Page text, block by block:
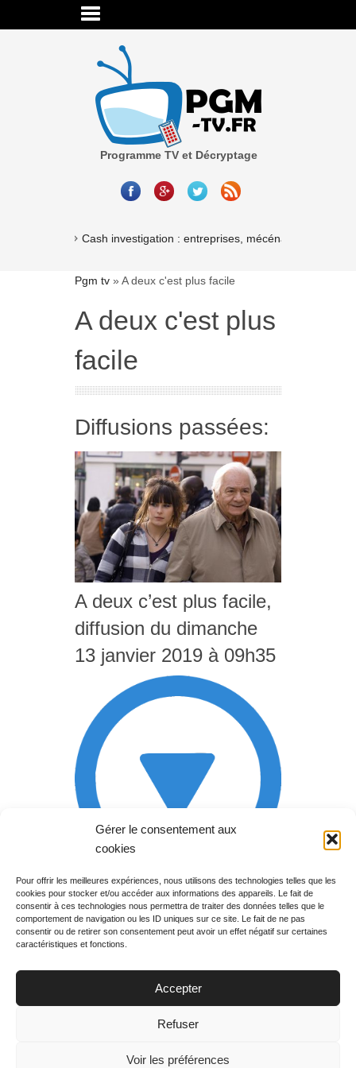
Gérer le consentement aux
cookies
Pour offrir les meilleures expériences, nous utilisons des technologies telles que les
cookies pour stocker et/ou accéder aux informations des appareils. Le fait de
consentir à ces technologies nous permettra de traiter des données telles que le
comportement de navigation ou les ID uniques sur ce site. Le fait de ne pas
consentir ou de retirer son consentement peut avoir un effet négatif sur certaines
caractéristiques et fonctions.
Accepter
Refuser
Voir les préférences
Programme TV et Décryptage
Cash investigation : entreprises, mécénat,
Pgm tv » A deux c'est plus facile
A deux c'est plus
facile
Diffusions passées:
A deux c’est plus facile,
diffusion du dimanche
13 janvier 2019 à 09h35
Rechercher votre
programme
Votre soirée :